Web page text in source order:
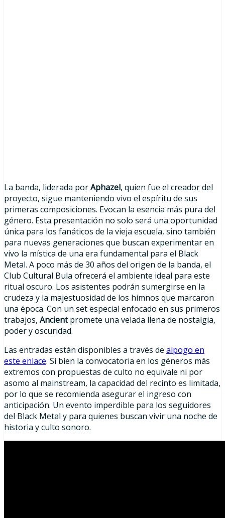
La banda, liderada porAphazel, quien fue el creador del
proyecto, sigue manteniendo vivo el espíritu de sus
primeras composiciones. Evocan la esencia más pura del
género. Esta presentación no solo será una oportunidad
única para los fanáticos de la vieja escuela, sino también
para nuevas generaciones que buscan experimentar en
vivo la mística de una era fundamental para el Black
Metal. A poco más de 30 años del origen de la banda, el
Club Cultural Bula ofrecerá el ambiente ideal para este
ritual oscuro. Los asistentes podrán sumergirse en la
crudeza y la majestuosidad de los himnos que marcaron
una época. Con un set especial enfocado en sus primeros
trabajos, Ancientpromete una velada llena de nostalgia,
poder y oscuridad.
Las entradas están disponibles a través de alpogo en
este enlace. Si bien la convocatoria en los géneros más
extremos con propuestas de culto no equivale ni por
asomo al mainstream, la capacidad del recinto es limitada,
por lo que se recomienda asegurar el ingreso con
anticipación. Un evento imperdible para los seguidores
del Black Metal y para quienes buscan vivir una noche de
historia y culto sonoro.